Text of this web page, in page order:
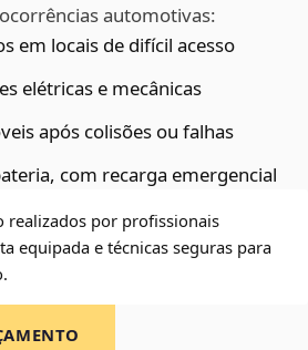
automotivas:
em locais de difícil acesso
elétricas e mecânicas
após colisões ou falhas
com recarga emergencial
realizados por profissionais
equipada e técnicas seguras para